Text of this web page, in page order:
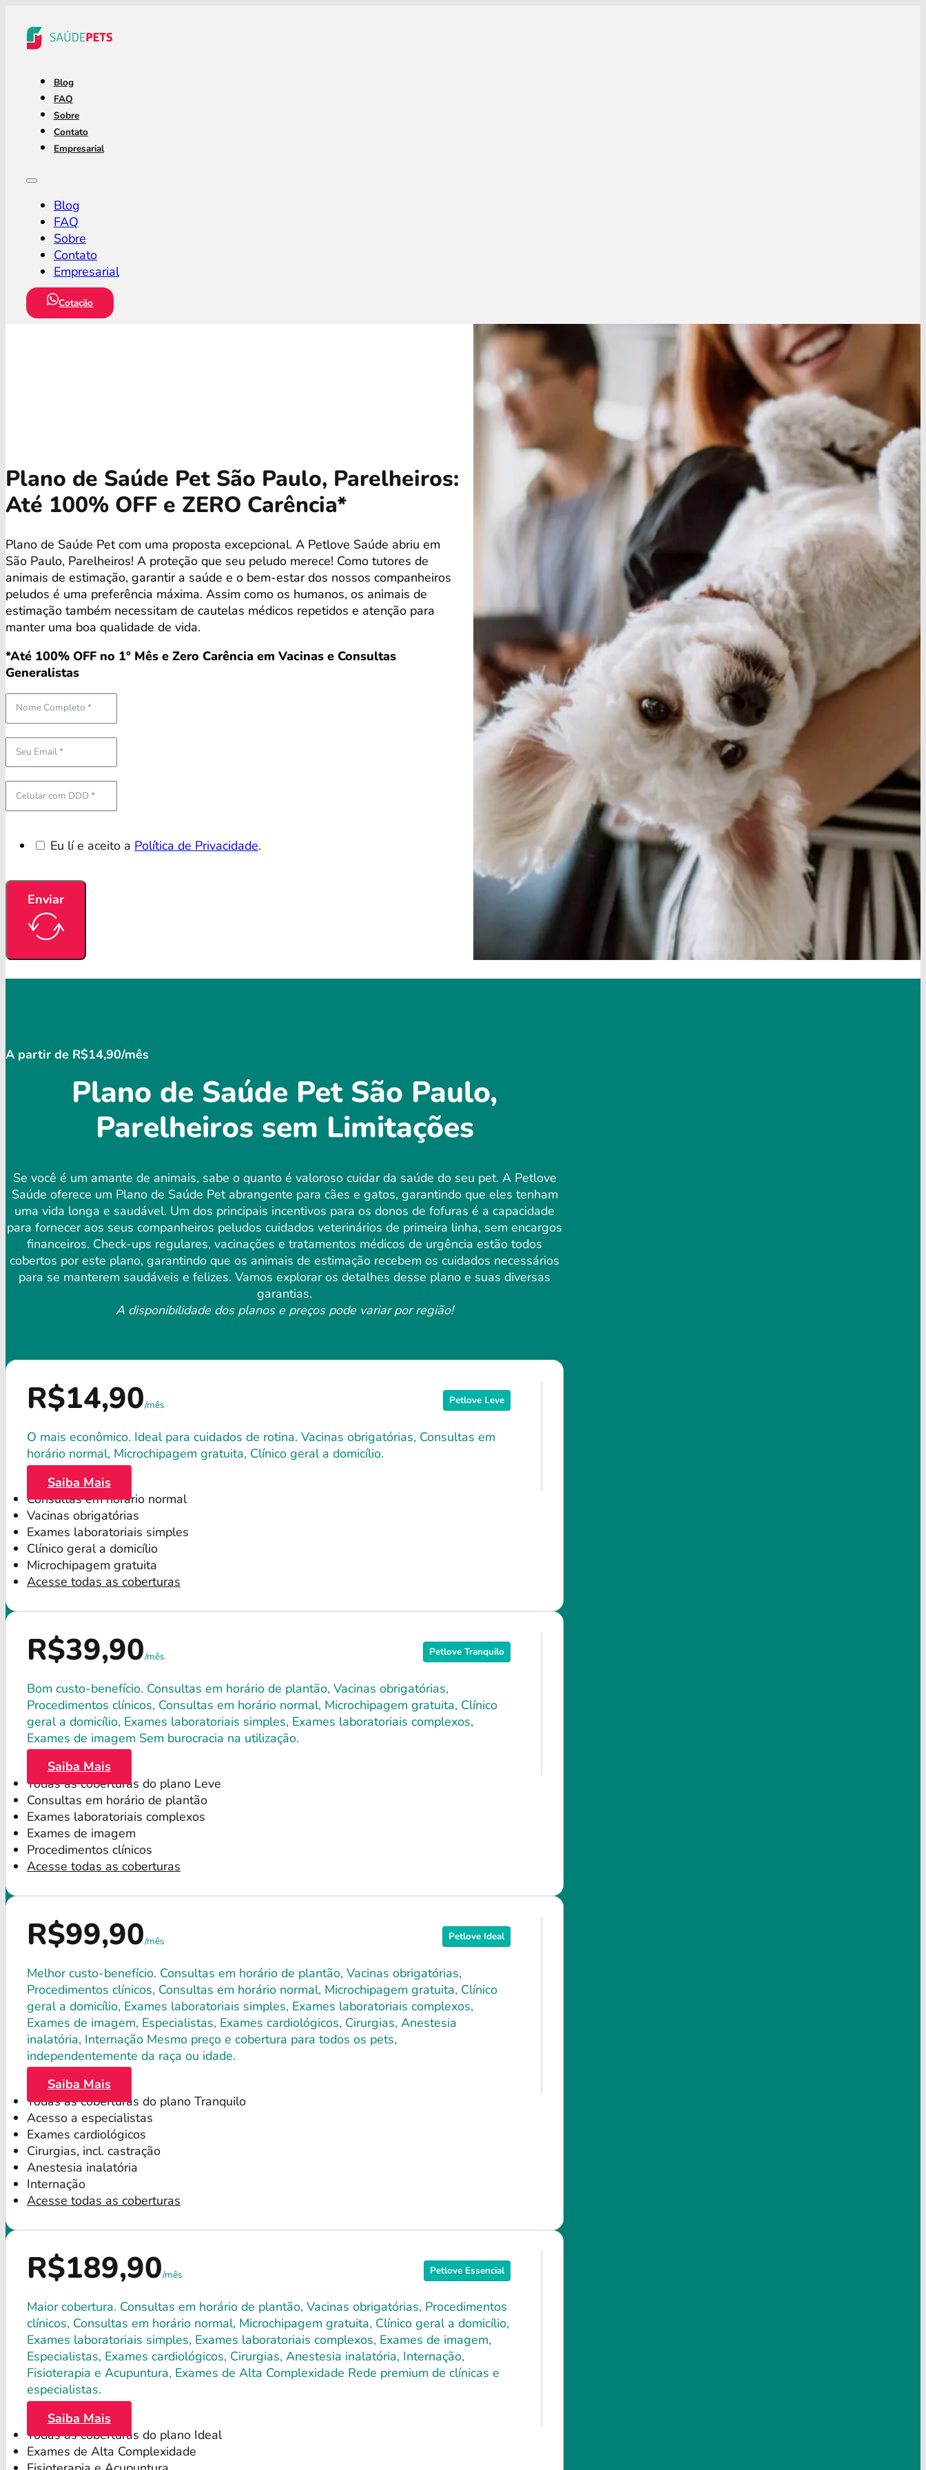
Blog
FAQ
Sobre
Contato
Empresarial
Blog
FAQ
Sobre
Contato
Empresarial
Cotação
Plano de Saúde Pet São Paulo, Parelheiros:
Até 100% OFF e ZERO Carência*
Plano de Saúde Pet com uma proposta excepcional. A Petlove Saúde abriu em
São Paulo, Parelheiros! A proteção que seu peludo merece! Como tutores de
animais de estimação, garantir a saúde e o bem-estar dos nossos companheiros
peludos é uma preferência máxima. Assim como os humanos, os animais de
estimação também necessitam de cautelas médicos repetidos e atenção para
manter uma boa qualidade de vida.
*Até 100% OFF no 1° Mês e Zero Carência em Vacinas e Consultas
Generalistas
Eu lí e aceito a Política de Privacidade.
Enviar
A partir de R$14,90/mês
Plano de Saúde Pet São Paulo,
Parelheiros sem Limitações
Se você é um amante de animais, sabe o quanto é valoroso cuidar da saúde do seu pet. A Petlove
Saúde oferece um Plano de Saúde Pet abrangente para cães e gatos, garantindo que eles tenham
uma vida longa e saudável. Um dos principais incentivos para os donos de fofuras é a capacidade
para fornecer aos seus companheiros peludos cuidados veterinários de primeira linha, sem encargos
financeiros. Check-ups regulares, vacinações e tratamentos médicos de urgência estão todos
cobertos por este plano, garantindo que os animais de estimação recebem os cuidados necessários
para se manterem saudáveis ​​e felizes. Vamos explorar os detalhes desse plano e suas diversas
garantias.
A disponibilidade dos planos e preços pode variar por região!
Petlove Leve
R$14,90/mês
O mais econômico. Ideal para cuidados de rotina. Vacinas obrigatórias, Consultas em
horário normal, Microchipagem gratuita, Clínico geral a domicílio.
Saiba Mais
Consultas em horário normal
Vacinas obrigatórias
Exames laboratoriais simples
Clínico geral a domicílio
Microchipagem gratuita
Acesse todas as coberturas
Petlove Tranquilo
R$39,90/mês
Bom custo-benefício. Consultas em horário de plantão, Vacinas obrigatórias,
Procedimentos clínicos, Consultas em horário normal, Microchipagem gratuita, Clínico
geral a domicílio, Exames laboratoriais simples, Exames laboratoriais complexos,
Exames de imagem Sem burocracia na utilização.
Saiba Mais
Todas as coberturas do plano Leve
Consultas em horário de plantão
Exames laboratoriais complexos
Exames de imagem
Procedimentos clínicos
Acesse todas as coberturas
Petlove Ideal
R$99,90/mês
Melhor custo-benefício. Consultas em horário de plantão, Vacinas obrigatórias,
Procedimentos clínicos, Consultas em horário normal, Microchipagem gratuita, Clínico
geral a domicílio, Exames laboratoriais simples, Exames laboratoriais complexos,
Exames de imagem, Especialistas, Exames cardiológicos, Cirurgias, Anestesia
inalatória, Internação Mesmo preço e cobertura para todos os pets,
independentemente da raça ou idade.
Saiba Mais
Todas as coberturas do plano Tranquilo
Acesso a especialistas
Exames cardiológicos
Cirurgias, incl. castração
Anestesia inalatória
Internação
Acesse todas as coberturas
Petlove Essencial
R$189,90/mês
Maior cobertura. Consultas em horário de plantão, Vacinas obrigatórias, Procedimentos
clínicos, Consultas em horário normal, Microchipagem gratuita, Clínico geral a domicílio,
Exames laboratoriais simples, Exames laboratoriais complexos, Exames de imagem,
Especialistas, Exames cardiológicos, Cirurgias, Anestesia inalatória, Internação,
Fisioterapia e Acupuntura, Exames de Alta Complexidade Rede premium de clínicas e
especialistas.
Saiba Mais
Todas as coberturas do plano Ideal
Exames de Alta Complexidade